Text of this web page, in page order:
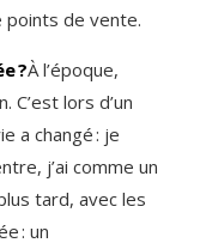
points de vente.
?À l’époque,
C’est lors d’un
a changé : je
j’ai comme un
tard, avec les
: un